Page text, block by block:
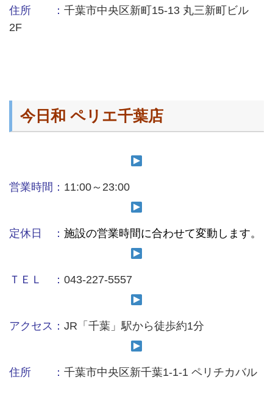
住所 ： 千葉市中央区新町15-13 丸三新町ビル
2F
今日和 ペリエ千葉店
営業時間： 11:00～23:00
定休日 ： 施設の営業時間に合わせて変動します。
ＴＥＬ ： 043-227-5557
アクセス： JR「千葉」駅から徒歩約1分
住所 ： 千葉市中央区新千葉1-1-1 ペリチカバル